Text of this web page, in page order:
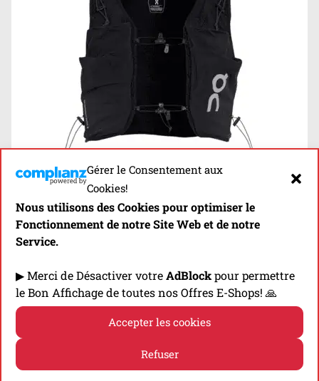
Gérer le Consentement aux
Cookies!
Nous utilisons des Cookies pour optimiser le
Fonctionnement de notre Site Web et de notre
Service.
▶ Merci de Désactiver votreAdBlockpour permettre
le Bon Affichage de toutes nos Offres E-Shops! 🙏
Accepter les cookies
Refuser
Volume:
Poids:225 g
Emplac. Poche à Eau:Oui
Poche Tunnel:Non
Usages:Moyennes & Longues Distances
Prix: 200 euros